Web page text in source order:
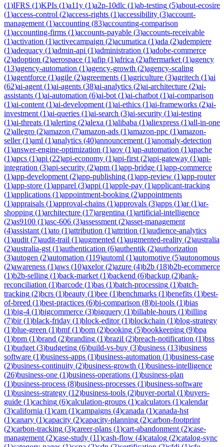
(1)IFRS (1)KPIs (1)a11y (1)a2p-10dlc (1)ab-testing (5)about-ecosire
(1)access-control (2)access-rights (1)accessibility (3)account-
management (1)accounting (83)accounting-comparison
(1)accounting-firms (1)accounts-payable (3)accounts-receivable
(1)activation (1)activecampaign (2)acumatica (1)ada (2)adempiere
(1)adequacy (1)admin-api (1)administration (1)adobe-commerce
(2)adoption (2)aerospace (1)afip (1)africa (2)aftermarket (1)agency
(13)agency-automation (1)agency-growth (2)agency-scaling
(1)agentforce (1)agile (2)agreements (1)agriculture (3)agritech (1)ai
(62)ai-agent (1)ai-agents (38)ai-analytics (2)ai-architecture (2)ai-
assistants (1)ai-automation (6)ai-bot (1)ai-chatbot (1)ai-comparison
(1)ai-content (1)ai-development (1)ai-ethics (1)ai-frameworks (2)ai-
investment (1)ai-queries (1)ai-search (3)ai-security (1)ai-testing
(1)ai-threats (1)alerting (2)alexa (1)alibaba (1)aliexpress (1)all-in-one
(2)allegro (2)amazon (7)amazon-ads (1)amazon-ppc (1)amazon-
seller(1)aml (1)analytics (40)announcement (1)anomaly-detection
(1)answer-engine-optimization (1)aov (1)ap-automation (1)apache
(1)apcs (1)api (22)api-economy (1)api-first (2)api-gateway (1)api-
integration (3)api-security (2)apm (1)app-bridge (1)app-commerce
(1)app-development (2)app-publishing (1)app-review (1)app-router
(1)app-store (1)apparel (3)appi (1)apple-pay (1)applicant-tracking
(1)applications (1)appointment-booking (2)appointments
(1)appraisals (1)approval-chains (1)approvals (3)apps (1)ar(1)ar-
shopping (1)architecture (17)argentina (1)artificial-intelligence
(2)as9100 (1)asc-606 (3)assessment (2)asset-management
(4)assistant (1)ato (1)attribution (1)attrition (1)audience-analytics
(1)audit (7)audit-trail (1)augmented (1)augmented-reality (2)australia
(2)australia-gst (1)authentication (6)authentik (2)authorization
(3)autogen (2)automation (119)automl (1)automotive (5)autonomous
(2)awareness (1)aws (10)axelor(2)azure (4)b2b (18)b2b-ecommerce
(1)b2b-selling (1)back-market (1)backend (6)backup (2)bank-
reconciliation (1)barcode (1)bas (1)batch-processing (1)batch-
tracking (2)bcrs (1)beauty (1)bee (1)benchmarks (1)benefits (1)best-
of-breed (1)best-practices (6)bi-comparison (8)bi-tools (1)bias
(1)big-4 (1)bigcommerce (3)bigquery (1)billable-hours (1)billing
(7)bir(1)black-friday (1)block-editor(1)blockchain (1)blog-strategy
(1)blue-green (1)bmf(1)bom (2)booking (5)bookkeeping (9)bpa
(1)bpm (1)brand (2)branding (1)brazil (2)breach-notification (1)bss
(1)budget (3)budgeting (6)build-vs-buy (3)business (13)business
software (1)business-apps (1)business-automation (1)business-case
(2)business-continuity (2)business-growth (1)business-intelligence
(26)business-one (1)business-operations (1)business-plan
(1)business-process (8)business-processes (1)business-software
(1)business-strategy (12)business-tools (2)buyer-portal (1)buyers-
guide (1)caching (6)calculation-groups (1)calculators (1)calendar
(3)california (1)cam (1)campaigns (4)canada (1)canada-hst
(1)canary (1)capacity (2)capacity-planning (2)carbon-footprint
(2)carbon-tracking (3)career-plans (1)cart-abandonment (2)case-
management (2)case-study (11)cash-flow (4)catalog (2)catalog-sync